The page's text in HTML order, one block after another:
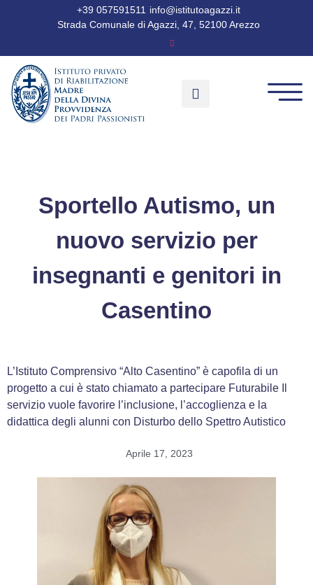
+39 057591511 info@istitutoagazzi.it
Strada Comunale di Agazzi, 47, 52100 Arezzo
Sportello Autismo, un
nuovo servizio per
insegnanti e genitori in
Casentino
L’Istituto Comprensivo “Alto Casentino” è capofila di un
progetto a cui è stato chiamato a partecipare Futurabile Il
servizio vuole favorire l’inclusione, l’accoglienza e la
didattica degli alunni con Disturbo dello Spettro Autistico
Aprile 17, 2023